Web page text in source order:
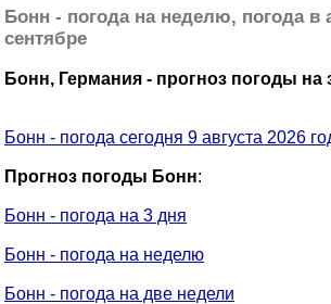
Бонн - погода на неделю, погода в
сентябре
Бонн, Германия - прогноз погоды на
Бонн - погода сегодня 9 августа 2026
Прогноз погоды Бонн:
Бонн - погода на 3 дня
Бонн - погода на неделю
Бонн - погода на две недели